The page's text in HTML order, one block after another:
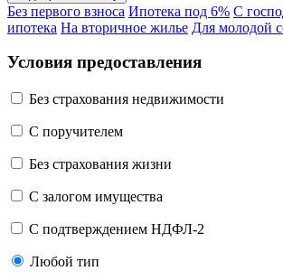
Без первого взноса Ипотека под 6% С
ипотека На вторичное жилье Для молодой
Условия предоставления
Без страхования недвижимости
C поручителем
Без страхования жизни
С залогом имущества
С подтверждением НДФЛ-2
Любой тип